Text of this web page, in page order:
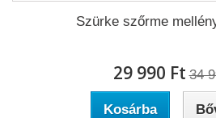
Szürke szőrme
29 990 Ft‎ 34
Kosárba